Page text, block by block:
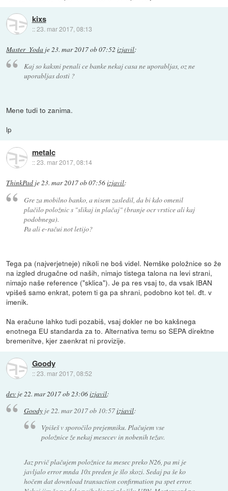
kixs
::23. mar 2017, 08:13
Master_Yoda je 23. mar 2017 ob 07:52 izjavil:
Kaj so kaksni penali ce banke nekaj casa ne uporabljas, oz ne
uporabljas dosti ?
Mene tudi to zanima.
lp
metalc
::23. mar 2017, 08:14
ThinkPad je23. mar 2017 ob 07:56izjavil:
Gre za mobilno banko, a nisem zasledil, da bi kdo omenil
plačilo položnic s "slikaj in plačaj" (branje ocr vrstice ali kaj
podobnega).
Pa ali e-račui not letijo?
Tega pa (najverjetneje) nikoli ne boš videl. Nemške položnice so že
na izgled drugačne od naših, nimajo tistega talona na levi strani,
nimajo naše reference ("sklica"). Je pa res vsaj to, da vsak IBAN
vpišeš samo enkrat, potem ti ga pa shrani, podobno kot tel. đt. v
imenik.
Na eračune lahko tudi pozabiš, vsaj dokler ne bo kakšnega
enotnega EU standarda za to. Alternativa temu so SEPA direktne
bremenitve, kjer zaenkrat ni provizije.
Goody
::23. mar 2017, 08:52
dev je22. mar 2017 ob 23:06izjavil:
Goodyje22. mar 2017 ob 10:57izjavil:
Vpišeš v sporočilo prejemniku. Plačujem vse
položnice že nekaj mesecev in nobenih težav.
Jaz prvič plačujem položnice ta mesec preko N26, pa mi je
javljalo error mnda 10x preden je šlo skozi. Sedaj pa še ko
hočem dat download transaction confirmation pa spet error.